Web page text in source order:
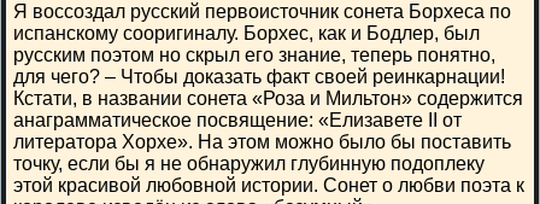
Я воссоздал русский первоисточник сонета Борхеса по
испанскому сооригиналу. Борхес, как и Бодлер, был
русским поэтом но скрыл его знание, теперь понятно,
для чего? – Чтобы доказать факт своей реинкарнации!
Кстати, в названии сонета «Роза и Мильтон» содержится
анаграмматическое посвящение: «Елизавете II от
литератора Хорхе». На этом можно было бы поставить
точку, если бы я не обнаружил глубинную подоплеку
этой красивой любовной истории. Сонет о любви поэта к